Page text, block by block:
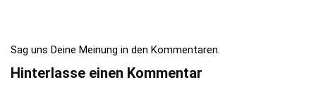
Sag uns Deine Meinung in den Kommentaren.
Hinterlasse einen Kommentar